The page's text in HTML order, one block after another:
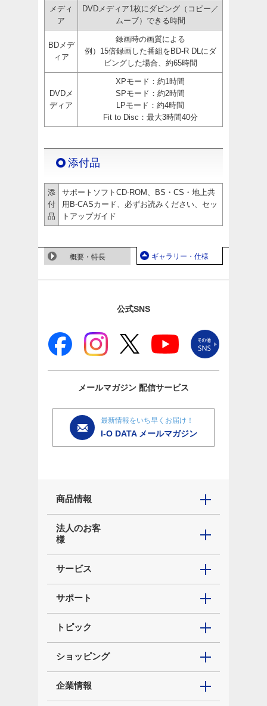
メディ
ア
DVDメディア1枚にダビング（コピー／
ムーブ）できる時間
BDメデ
ィア
録画時の画質による
例）15倍録画した番組をBD-R DLにダ
ビングした場合、約65時間
DVDメ
ディア
XPモード：約1時間
SPモード：約2時間
LPモード：約4時間
Fit to Disc：最大3時間40分
添付品
添
付
品
サポートソフトCD-ROM、BS・CS・地上共
用B-CASカード、必ずお読みください、セッ
トアップガイド
概要・特長 ギャラリー・仕様
公式SNS
メールマガジン 配信サービス
最新情報をいち早くお届け！
I-O DATA メールマガジン
商品情報
法人のお客
様
サービス
サポート
トピック
ショッピング
企業情報